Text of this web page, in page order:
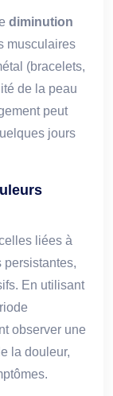
diminution
musculaires
(bracelets,
de la peau
peut
jours
liées à
persistantes,
En utilisant
observer une
la douleur,